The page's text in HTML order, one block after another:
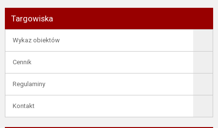
Targowiska
Wykaz obiektów
Cennik
Regulaminy
Kontakt